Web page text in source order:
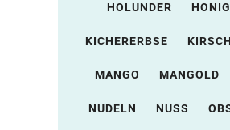
HOLUNDER
KICHERERBSE
MANGO MANGOLD
NUDELN NUSS